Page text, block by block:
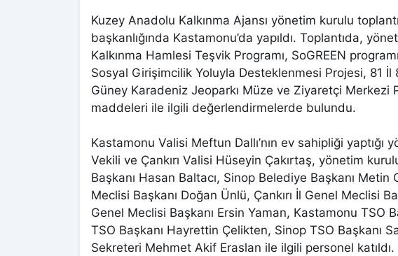
Kuzey Anadolu Kalkınma Ajansı yönetim kurulu
başkanlığında Kastamonu’da yapıldı. Toplantıda,
Kalkınma Hamlesi Teşvik Programı, SoGREEN
Sosyal Girişimcilik Yoluyla Desteklenmesi Projesi, 81 İl
Güney Karadeniz Jeoparkı Müze ve Ziyaretçi Merkezi
maddeleri ile ilgili değerlendirmelerde bulundu.
Kastamonu Valisi Meftun Dallı’nın ev sahipliği yaptığı
Vekili ve Çankırı Valisi Hüseyin Çakırtaş, yönetim
Başkanı Hasan Baltacı, Sinop Belediye Başkanı
Meclisi Başkanı Doğan Ünlü, Çankırı İl Genel Meclisi
Genel Meclisi Başkanı Ersin Yaman, Kastamonu TSO
TSO Başkanı Hayrettin Çelikten, Sinop TSO Başkanı
Sekreteri Mehmet Akif Eraslan ile ilgili personel katıldı.